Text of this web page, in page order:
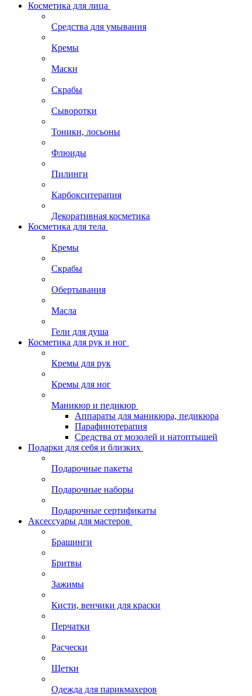
Косметика для лица
Средства для умывания
Кремы
Маски
Скрабы
Сыворотки
Тоники, лосьоны
Флюиды
Пилинги
Карбокситерапия
Декоративная косметика
Косметика для тела
Кремы
Скрабы
Обертывания
Масла
Гели для душа
Косметика для рук и ног
Кремы для рук
Кремы для ног
Маникюр и педикюр
Аппараты для маникюра, педикюра
Парафинотерапия
Средства от мозолей и натоптышей
Подарки для себя и близких
Подарочные пакеты
Подарочные наборы
Подарочные сертификаты
Аксессуары для мастеров
Брашинги
Бритвы
Зажимы
Кисти, венчики для краски
Перчатки
Расчески
Щетки
Одежда для парикмахеров